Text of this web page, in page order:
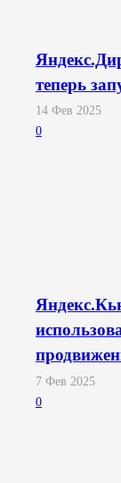
теперь
14 Фев 2025
0
7 Фев 2025
0